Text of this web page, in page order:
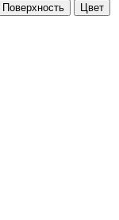
Поверхность
Цвет